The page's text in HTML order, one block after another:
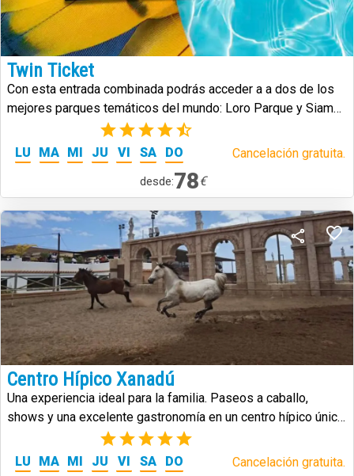
Twin Ticket
Con esta entrada combinada podrás acceder a a dos de los
mejores parques temáticos del mundo: Loro Parque y Siam
(25)
LU MA MI JU VI SA DO Cancelación gratuita.
desde:78€
Centro Hípico Xanadú
Una experiencia ideal para la familia. Paseos a caballo,
shows y una excelente gastronomía en un centro hípico único
(1)
LU MA MI JU VI SA DO Cancelación gratuita.